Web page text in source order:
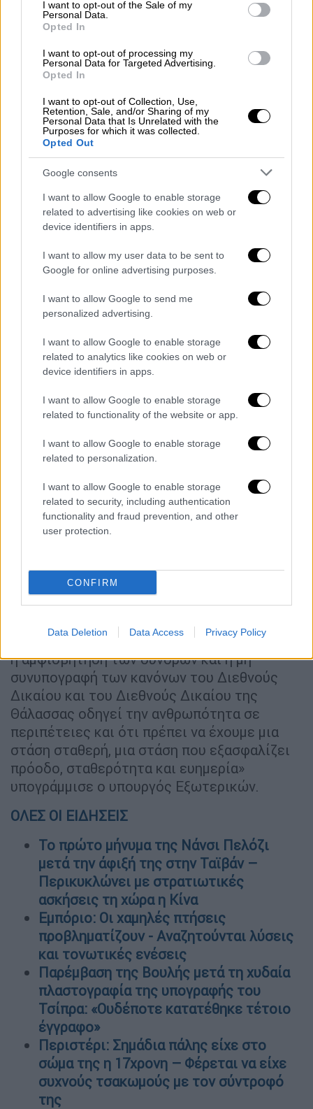
I want to opt-out of the Sale of my
Personal Data.
Opted In
I want to opt-out of processing my
Personal Data for Targeted Advertising.
Opted In
I want to opt-out of Collection, Use,
Retention, Sale, and/or Sharing of my
Personal Data that Is Unrelated with the
Purposes for which it was collected.
Opted Out
Google consents
I want to allow Google to enable storage
related to advertising like cookies on web or
device identifiers in apps.
I want to allow my user data to be sent to
Google for online advertising purposes.
I want to allow Google to send me
personalized advertising.
I want to allow Google to enable storage
related to analytics like cookies on web or
device identifiers in apps.
I want to allow Google to enable storage
related to functionality of the website or app.
I want to allow Google to enable storage
related to personalization.
I want to allow Google to enable storage
related to security, including authentication
functionality and fraud prevention, and other
user protection.
CONFIRM
Data Deletion Data Access Privacy Policy
Μηνύματα από την Αθήνα
video
Υπενθυμίζεται πως ο υπουργός Εξωτερικών
, έθεσε με ένταση το θέμα του
Διεθνούς Δικαίου και του Διεθνούς Δικαίου
της Θάλασσας(UNCLOS) κατά τη σειρά των
συναντήσεων που είχε σήμερα με ομολόγους
του στο περιθώριο των εργασιών της 55ης
ASEAN) η οποία διεξάγεται στην Καμπότζη.
«Δηλαδή της ανάγκης να υπάρχει ένα
σταθερό πλαίσιο μέσα στο οποίο θα
εξασφαλίζεται τόσο η ελεύθερη ναυσιπλοΐα
θαλάσσιο περιβάλλον» όπως τόνισε ο Νίκος
Δένδιας σε δήλωσή του κατά τη συμμετοχή
του στις εργασίες της Συνόδου.
Επίσης, διαπίστωσε ότι το σύνολο των
χωρών με τις οποίες συζήτησε σήμερα είχαν
τοποθέτηση. «Γενικά, φαίνεται ότι στο
πλαίσιο που σήμερα υπάρχει και κατ'
ακολουθίαν της ρωσικής εισβολής στην
Ουκρανία, η διεθνής κοινότητα καταλαβαίνει
όλο και περισσότερο ότι ο αναθεωρητισμός,
η αμφισβήτηση των συνόρων και η μη
συνυπογραφή των κανόνων του Διεθνούς
Δικαίου και του Διεθνούς Δικαίου της
Θάλασσας οδηγεί την ανθρωπότητα σε
περιπέτειες και ότι πρέπει να έχουμε μια
στάση σταθερή, μια στάση που εξασφαλίζει
πρόοδο, σταθερότητα και ευημερία»
υπογράμμισε ο υπουργός Εξωτερικών.
ΟΛΕΣ ΟΙ ΕΙΔΗΣΕΙΣ
Το πρώτο μήνυμα της Νάνσι Πελόζι
μετά την άφιξή της στην Ταϊβάν –
Περικυκλώνει με στρατιωτικές
ασκήσεις τη χώρα η Κίνα
Εμπόριο: Οι χαμηλές πτήσεις
προβληματίζουν - Αναζητούνται λύσεις
και τονωτικές ενέσεις
Παρέμβαση της Βουλής μετά τη χυδαία
πλαστογραφία της υπογραφής του
Τσίπρα: «Ουδέποτε κατατέθηκε τέτοιο
έγγραφο»
Περιστέρι: Σημάδια πάλης είχε στο
σώμα της η 17χρονη – Φέρεται να είχε
συχνούς τσακωμούς με τον σύντροφό
της